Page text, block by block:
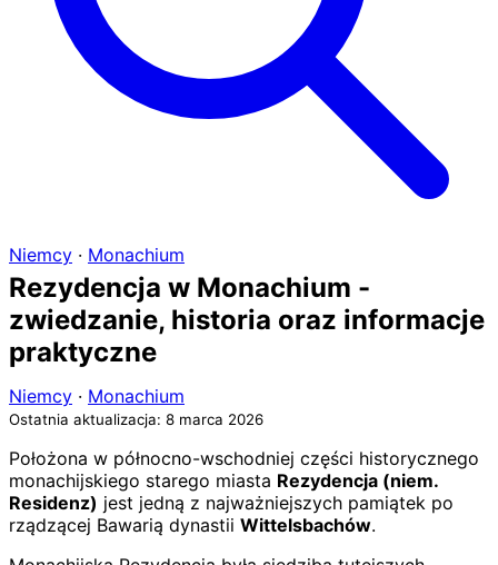
Niemcy · Monachium
Rezydencja w Monachium -
zwiedzanie, historia oraz informacje
praktyczne
Niemcy · Monachium
Ostatnia aktualizacja: 8 marca 2026
Położona w północno-wschodniej części historycznego
monachijskiego starego miasta Rezydencja (niem.
Residenz) jest jedną z najważniejszych pamiątek po
rządzącej Bawarią dynastii Wittelsbachów.